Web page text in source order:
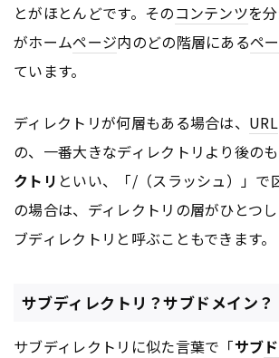
とがほとんどです。そのコンテンツを
がホームページ内のどの階層にあるペ
ています。
ディレクトリが何層もある場合は、 URL
の、一番大きなディレクトリより後の
クトリ といい、「/（スラッシュ）」で
の場合は、ディレクトリの層がひとつ
ブディレクトリと呼ぶこともできます。
サブディレクトリ？サブドメイン？
サブディレクトリに似た言葉で「サブ